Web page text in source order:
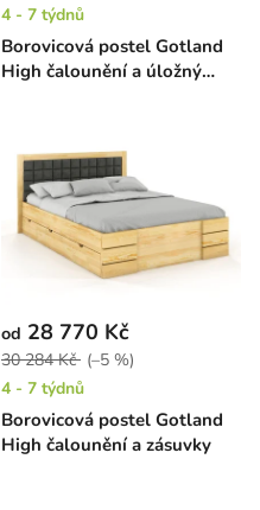
Borovicová postel Gotland
High čalounění a úložný
4 - 7 týdnů
Borovicová postel Gotland
High čalounění a zásuvky
od 28 770 Kč
30 284 Kč (–5 %)
4 - 7 týdnů